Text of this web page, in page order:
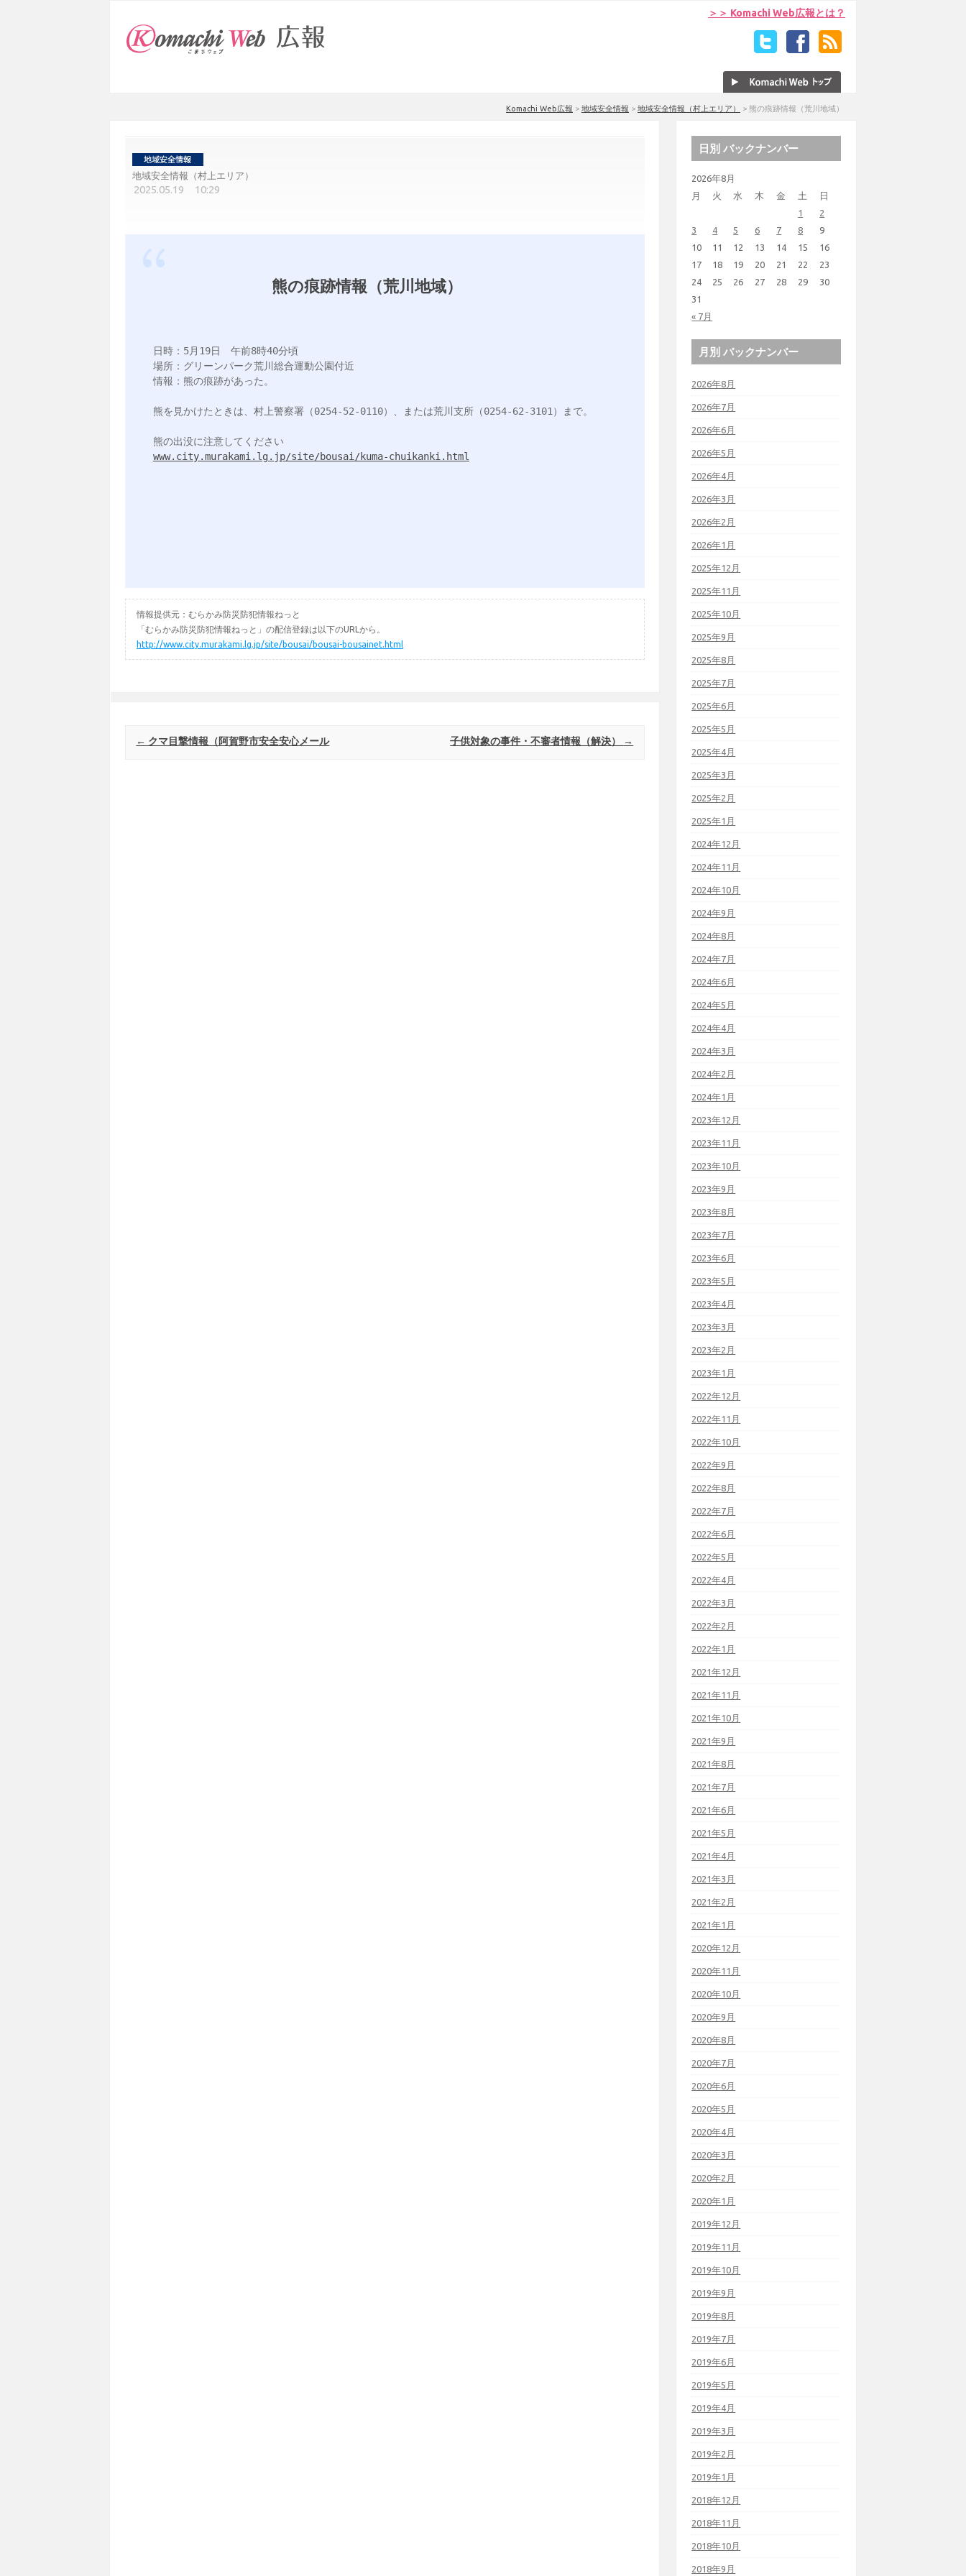
＞＞ Komachi Web広報とは？
Komachi Web広報 > 地域安全情報 > 地域安全情報（村上エリア） > 熊の痕跡情報（荒川地域）
地域安全情報（村上エリア）
2025.05.19 10:29
熊の痕跡情報（荒川地域）
日時：5月19日　午前8時40分頃
場所：グリーンパーク荒川総合運動公園付近
情報：熊の痕跡があった。
熊を見かけたときは、村上警察署（0254-52-0110）、または荒川支所（0254-62-3101）まで。
www.city.murakami.lg.jp/site/bousai/kuma-chuikanki.html
情報提供元：むらかみ防災防犯情報ねっと
「むらかみ防災防犯情報ねっと」の配信登録は以下のURLから。
http://www.city.murakami.lg.jp/site/bousai/bousai-bousainet.html
Post navigation
← クマ目撃情報（阿賀野市安全安心メール 子供対象の事件・不審者情報（解決） →
日別 バックナンバー
2026年8月
月
火 水 木 金 土 日
« 7月
1
2
3
4 5 6 7 8
9
10
11 12 13 14 15
16
17
18 19 20 21 22
23
24
25 26 27 28 29
30
31
月別 バックナンバー
2026年8月
2026年7月
2026年6月
2026年5月
2026年4月
2026年3月
2026年2月
2026年1月
2025年12月
2025年11月
2025年10月
2025年9月
2025年8月
2025年7月
2025年6月
2025年5月
2025年4月
2025年3月
2025年2月
2025年1月
2024年12月
2024年11月
2024年10月
2024年9月
2024年8月
2024年7月
2024年6月
2024年5月
2024年4月
2024年3月
2024年2月
2024年1月
2023年12月
2023年11月
2023年10月
2023年9月
2023年8月
2023年7月
2023年6月
2023年5月
2023年4月
2023年3月
2023年2月
2023年1月
2022年12月
2022年11月
2022年10月
2022年9月
2022年8月
2022年7月
2022年6月
2022年5月
2022年4月
2022年3月
2022年2月
2022年1月
2021年12月
2021年11月
2021年10月
2021年9月
2021年8月
2021年7月
2021年6月
2021年5月
2021年4月
2021年3月
2021年2月
2021年1月
2020年12月
2020年11月
2020年10月
2020年9月
2020年8月
2020年7月
2020年6月
2020年5月
2020年4月
2020年3月
2020年2月
2020年1月
2019年12月
2019年11月
2019年10月
2019年9月
2019年8月
2019年7月
2019年6月
2019年5月
2019年4月
2019年3月
2019年2月
2019年1月
2018年12月
2018年11月
2018年10月
2018年9月